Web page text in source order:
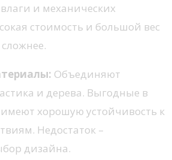
и механических
стоимость и большой вес
Объединяют
и дерева. Выгодные в
хорошую устойчивость к
Недостаток –
дизайна.